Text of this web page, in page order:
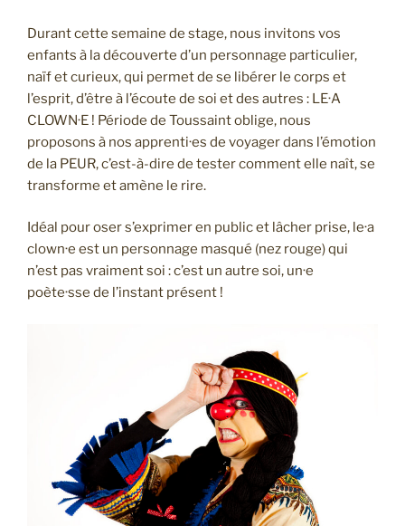
Durant cette semaine de stage, nous invitons vos
enfants à la découverte d’un personnage particulier,
naïf et curieux, qui permet de se libérer le corps et
l’esprit, d’être à l’écoute de soi et des autres : LE·A
CLOWN·E ! Période de Toussaint oblige, nous
proposons à nos apprenti·es de voyager dans l’émotion
de la PEUR, c’est-à-dire de tester comment elle naît, se
transforme et amène le rire.
Idéal pour oser s’exprimer en public et lâcher prise, le·a
clown·e est un personnage masqué (nez rouge) qui
n’est pas vraiment soi : c’est un autre soi, un·e
poète·sse de l’instant présent !